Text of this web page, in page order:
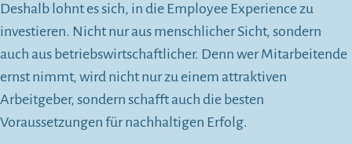
Deshalb lohnt es sich, in die Employee Experience zu
investieren. Nicht nur aus menschlicher Sicht, sondern
auch aus betriebswirtschaftlicher. Denn wer Mitarbeitende
ernst nimmt, wird nicht nur zu einem attraktiven
Arbeitgeber, sondern schafft auch die besten
Voraussetzungen für nachhaltigen Erfolg.